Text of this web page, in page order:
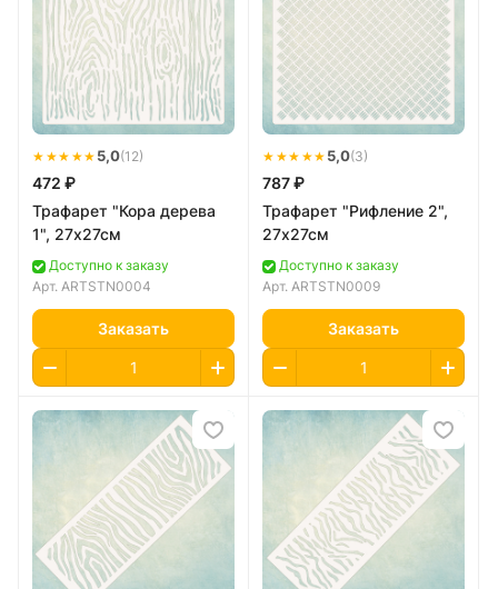
★★★★★ 5,0(12)
472 ₽
Трафарет "Кора дерева
1", 27х27см
Доступно к заказу
Арт. ARTSTN0004
Заказать
★★★★★ 5,0(3)
787 ₽
Трафарет "Рифление 2",
27х27см
Доступно к заказу
Арт. ARTSTN0009
Заказать